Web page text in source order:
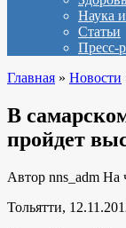
Наука
Статьи
Пресс-
Главная » Новости
В
пройдет
Автор nns_adm На
Тольятти,